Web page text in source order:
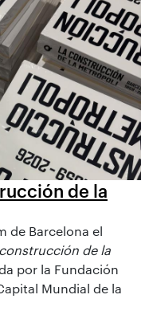
de la
de Barcelona el
de la
por la Fundación
Mundial de la